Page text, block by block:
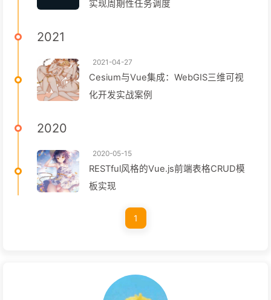
实现周期性任务调度
2021
2021-04-27
Cesium与Vue集成：WebGIS三维可视
化开发实战案例
2020
2020-05-15
RESTful风格的Vue.js前端表格CRUD模
板实现
1